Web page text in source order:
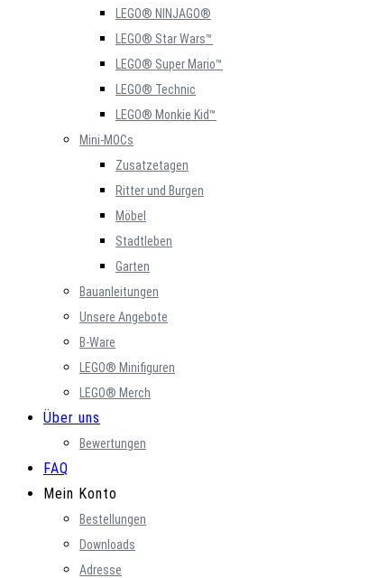
LEGO® NINJAGO®
LEGO® Star Wars™
LEGO® Super Mario™
LEGO® Technic
LEGO® Monkie Kid™
Mini-MOCs
Zusatzetagen
Ritter und Burgen
Möbel
Stadtleben
Garten
Bauanleitungen
Unsere Angebote
B-Ware
LEGO® Minifiguren
LEGO® Merch
Über uns
Bewertungen
FAQ
Mein Konto
Bestellungen
Downloads
Adresse